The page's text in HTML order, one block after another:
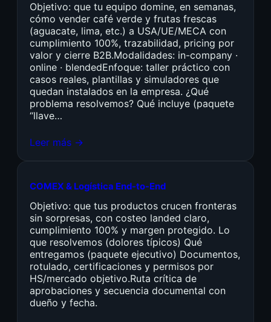
Objetivo: que tu equipo domine, en semanas,
cómo vender café verde y frutas frescas
(aguacate, lima, etc.) a USA/UE/MECA con
cumplimiento 100%, trazabilidad, pricing por
valor y cierre B2B.Modalidades: in-company ·
online · blendedEnfoque: taller práctico con
casos reales, plantillas y simuladores que
quedan instalados en la empresa. ¿Qué
problema resolvemos? Qué incluye (paquete
“llave…
Leer más →
COMEX & Logística End-to-End
Objetivo: que tus productos crucen fronteras
sin sorpresas, con costeo landed claro,
cumplimiento 100% y margen protegido. Lo
que resolvemos (dolores típicos) Qué
entregamos (paquete ejecutivo) Documentos,
rotulado, certificaciones y permisos por
HS/mercado objetivo.Ruta crítica de
aprobaciones y secuencia documental con
dueño y fecha.